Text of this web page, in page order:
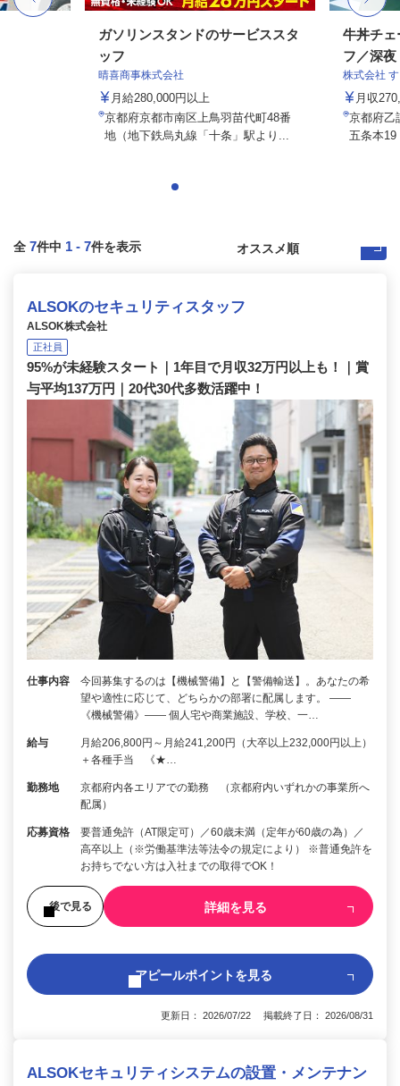
ガソリンスタンドのサービススタ
ッフ
晴喜商事株式会社
月給280,000円以上
京都府京都市南区上鳥羽苗代町48番
地（地下鉄烏丸線「十条」駅より...
牛丼チェ
フ／深夜
株式会社
月収
京都府乙
五条本
全 7件中 1 - 7件を表示
ALSOKのセキュリティスタッフ
ALSOK株式会社
正社員
95%が未経験スタート｜1年目で月収32万円以上も！｜賞
与平均137万円｜20代30代多数活躍中！
仕事内容
今回募集するのは【機械警備】と【警備輸送】。あなたの希
望や適性に応じて、どちらかの部署に配属します。 ――
《機械警備》―― 個人宅や商業施設、学校、一…
給与
月給206,800円～月給241,200円（大卒以上232,000円以上）
＋各種手当 《★…
勤務地
京都府内各エリアでの勤務 （京都府内いずれかの事業所へ
配属）
応募資格
要普通免許（AT限定可）／60歳未満（定年が60歳の為）／
高卒以上（※労働基準法等法令の規定により） ※普通免許を
お持ちでない方は入社までの取得でOK！
後で見る 詳細を見る
アピールポイントを見る
更新日： 2026/07/22 掲載終了日： 2026/08/31
ALSOKセキュリティシステムの設置・メンテナン